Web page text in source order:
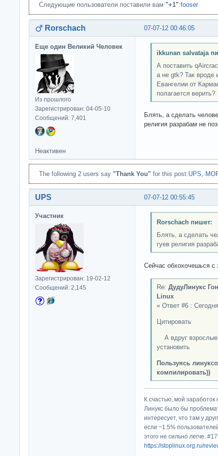
Следующие пользователи поставили вам "+1":fooser
07-07-12 00:46:05
Rorschach
Еще один Великий Человек
Из прошлого
Зарегистрирован: 04-05-10
Сообщений: 7,401
ikkunan salvataja
А поставить
а не gtk? Так
Евангелии от
полагается верить?
Блять, а сделать
религия разрабам не
Неактивен
The following 2 users say "Thank You" for this post:UPS
07-07-12 00:55:45
UPS
Участник
Зарегистрирован: 19-02-12
Сообщений: 2,145
Rorschach пишет:
Блять, а сделать
гуев религия
Сейчас обхохочешься с
Re: ДудуЛинукс
Linux
« Ответ #6 :
Цитировать
А вдруг взрослые
установить
Пользуясь
компилировать))
К счастью, мой
Линукс было бы
интересует, что там у
если ~1.5%
этого не сильно легче.
https://stoplinux.org.ru/